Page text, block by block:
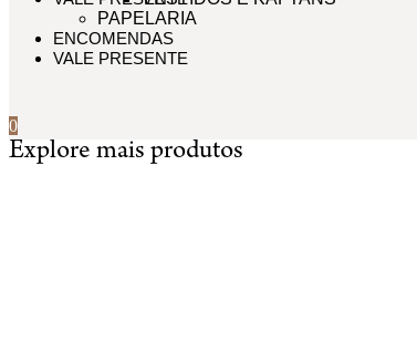
PAPELARIA
ENCOMENDAS
VALE PRESENTE
0
Cuidados
Explore mais produtos